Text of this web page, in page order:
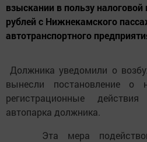
взыскании в пользу
рублей с Нижнекамского
автотранспортного
Должника уведомили о
вынесли постановление о
регистрационные
автопарка должника.
Эта мера